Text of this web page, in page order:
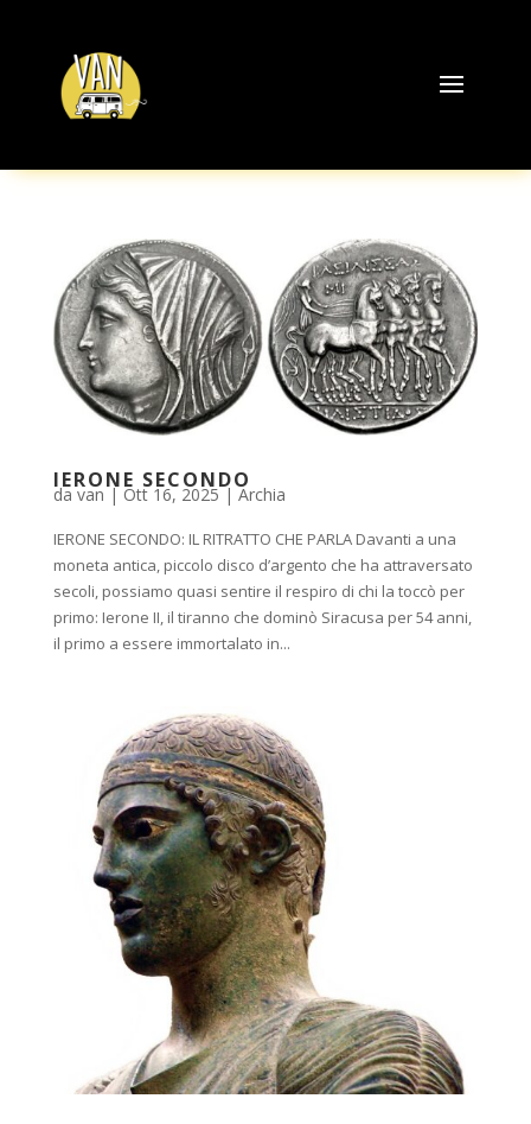
IERONE SECONDO
davan| Ott 16, 2025|Archia
IERONE SECONDO: IL RITRATTO CHE PARLA Davanti a una
moneta antica, piccolo disco d’argento che ha attraversato
secoli, possiamo quasi sentire il respiro di chi la toccò per
primo: Ierone II, il tiranno che dominò Siracusa per 54 anni,
il primo a essere immortalato in...